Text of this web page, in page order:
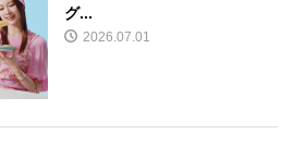
グ...
2026.07.01